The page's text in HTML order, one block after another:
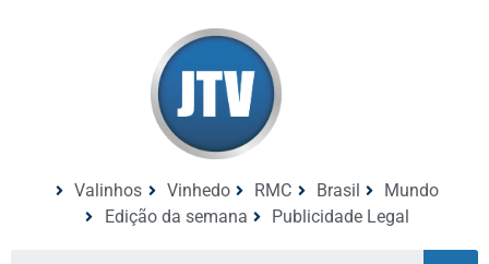
Valinhos Vinhedo RMC Brasil
Mundo
Edição da semana
Publicidade Legal